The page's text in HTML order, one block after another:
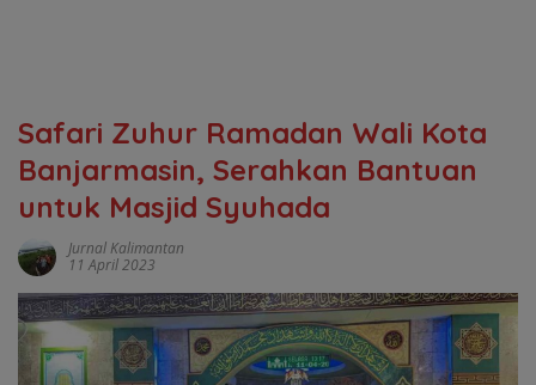
Safari Zuhur Ramadan Wali Kota
Banjarmasin, Serahkan Bantuan
untuk Masjid Syuhada
Jurnal Kalimantan
11 April 2023